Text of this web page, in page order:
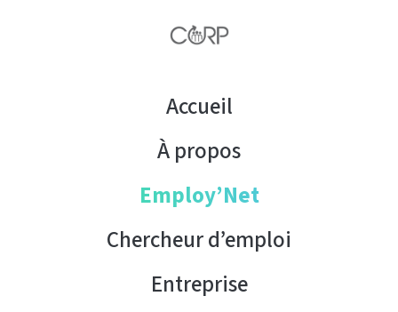
Accueil
À propos
Employ’Net
Chercheur d’emploi
Entreprise